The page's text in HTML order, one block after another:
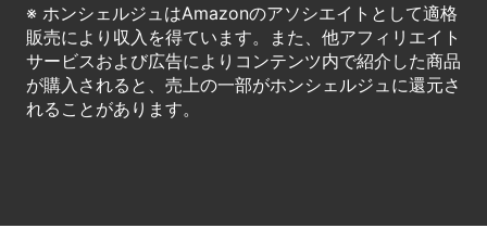
※ ホンシェルジュはAmazonのアソシエイトとして適格
販売により収入を得ています。また、他アフィリエイト
サービスおよび広告によりコンテンツ内で紹介した商品
が購入されると、売上の一部がホンシェルジュに還元さ
れることがあります。